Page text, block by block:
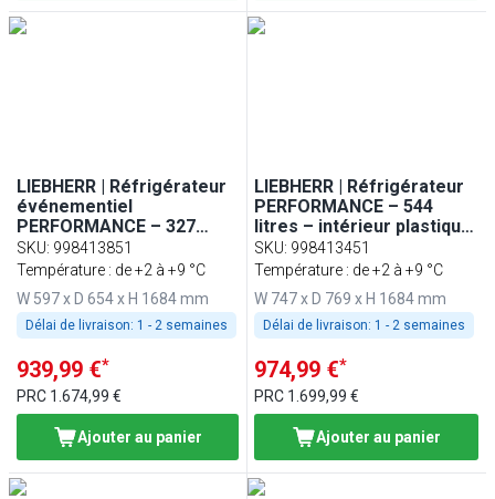
LIEBHERR | Réfrigérateur
événementiel
PERFORMANCE – 327
litres – intérieur en
plastique – avec 1 porte –
Blanc
SKU: 998413851
Température : de +2 à +9 °C
W 597 x D 654 x H 1684 mm
Délai de livraison: 1 - 2 semaines
939,99 €*
PRC 1.674,99 €
Ajouter au panier
LIEBHERR | Réfrigérateur
PERFORMANCE – 544
litres – intérieur plastique
– 1 porte – Blanc
SKU: 998413451
Température : de +2 à +9 °C
W 747 x D 769 x H 1684 mm
Délai de livraison: 1 - 2 semaines
974,99 €*
PRC 1.699,99 €
Ajouter au panier